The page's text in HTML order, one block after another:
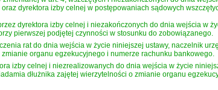
dyrektora izby celnej w postępowaniach sądowych
dyrektora izby celnej i niezakończonych do dnia wejścia w
pierwszej podjętej czynności w stosunku do zobowiązanego.
rat do dnia wejścia w życie niniejszej ustawy, naczelnik
organu egzekucyjnego i numerze rachunku bankowego.
izby celnej i niezrealizowanych do dnia wejścia w życie
dłużnika zajętej wierzytelności o zmianie organu